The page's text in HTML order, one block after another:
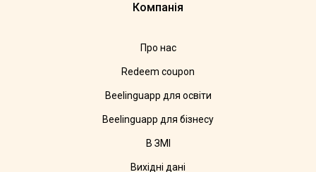
Компанія
Про нас
Redeem coupon
Beelinguapp для освіти
Beelinguapp для бізнесу
В ЗМІ
Вихідні дані